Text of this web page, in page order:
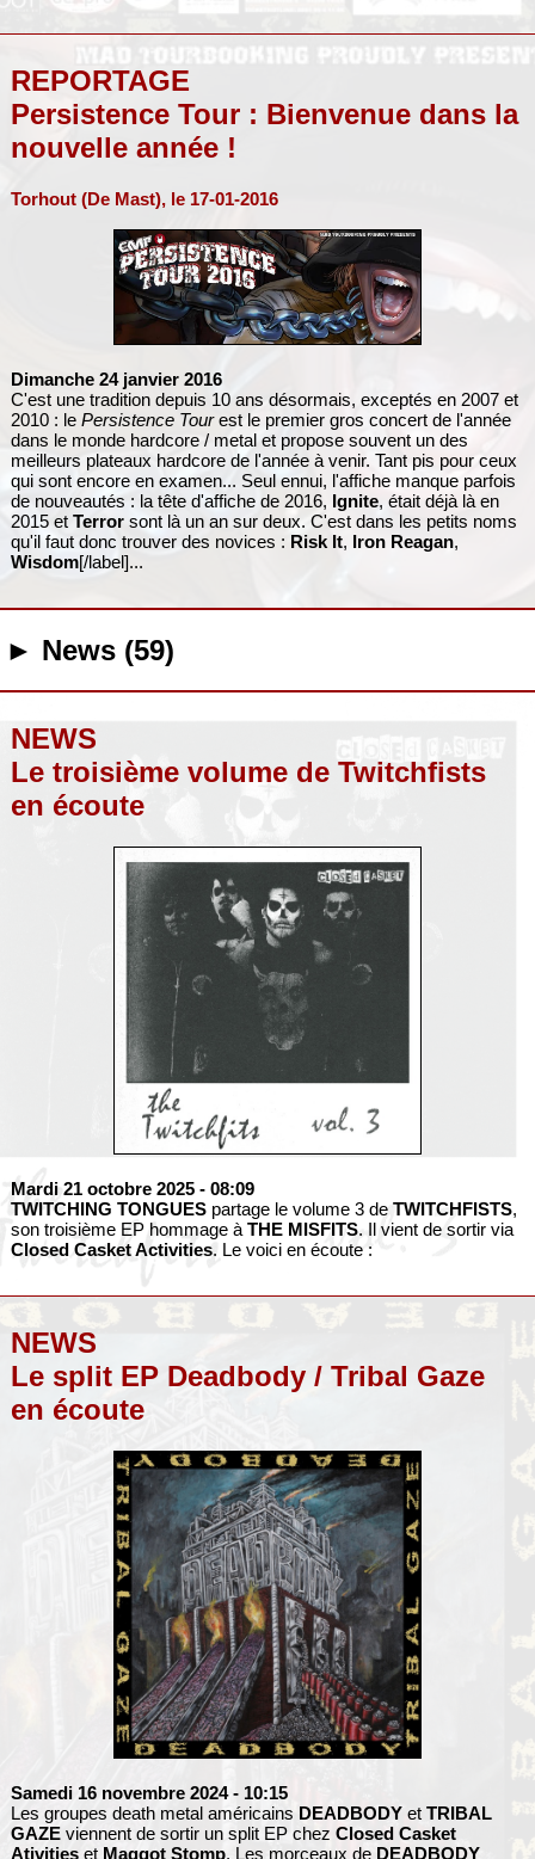
REPORTAGE
Persistence Tour : Bienvenue dans la
nouvelle année !
Torhout (De Mast), le 17-01-2016
Dimanche 24 janvier 2016
C'est une tradition depuis 10 ans désormais, exceptés en 2007 et
2010 : le Persistence Tourest le premier gros concert de l'année
dans le monde hardcore / metal et propose souvent un des
meilleurs plateaux hardcore de l'année à venir. Tant pis pour ceux
qui sont encore en examen... Seul ennui, l'affiche manque parfois
de nouveautés : la tête d'affiche de 2016, Ignite, était déjà là en
2015 et Terrorsont là un an sur deux. C'est dans les petits noms
qu'il faut donc trouver des novices : Risk It, Iron Reagan,
Wisdom[/label]...
► News (59)
NEWS
Le troisième volume de Twitchfists
en écoute
Mardi 21 octobre 2025 - 08:09
TWITCHING TONGUESpartage le volume 3 de TWITCHFISTS,
son troisième EP hommage à THE MISFITS. Il vient de sortir via
Closed Casket Activities. Le voici en écoute :
NEWS
Le split EP Deadbody / Tribal Gaze
en écoute
Samedi 16 novembre 2024 - 10:15
Les groupes death metal américains DEADBODYet TRIBAL
GAZEviennent de sortir un split EP chez Closed Casket
Ativitieset Maggot Stomp. Les morceaux de DEADBODY